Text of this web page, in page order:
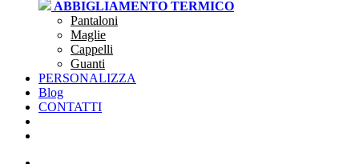
ABBIGLIAMENTO TERMICO
Pantaloni
Maglie
Cappelli
Guanti
PERSONALIZZA
Blog
CONTATTI